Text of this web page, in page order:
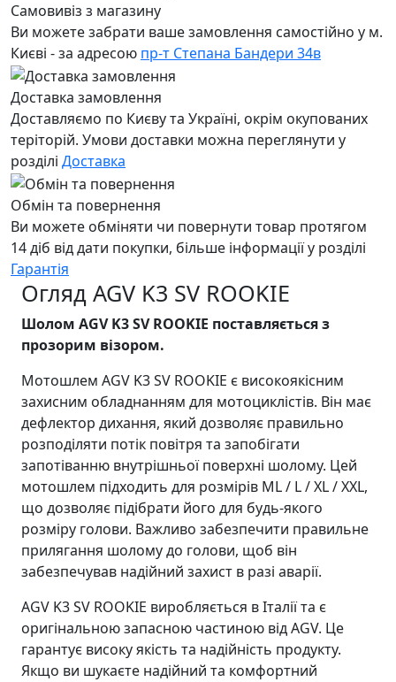
Самовивіз з магазину
Ви можете забрати ваше замовлення самостійно у м.
Києві - за адресою пр-т Степана Бандери 34в
Доставка замовлення
Доставляємо по Києву та Україні, окрім окупованих
теріторій. Умови доставки можна переглянути у
розділі Доставка
Обмін та повернення
Ви можете обміняти чи повернути товар протягом
14 діб від дати покупки, більше інформації у розділі
Гарантія
Огляд AGV K3 SV ROOKIE
Шолом AGV K3 SV ROOKIE поставляється з
прозорим візором.
Мотошлем AGV K3 SV ROOKIE є високоякісним
захисним обладнанням для мотоциклістів. Він має
дефлектор дихання, який дозволяє правильно
розподіляти потік повітря та запобігати
запотіванню внутрішньої поверхні шолому. Цей
мотошлем підходить для розмірів ML / L / XL / XXL,
що дозволяє підібрати його для будь-якого
розміру голови. Важливо забезпечити правильне
прилягання шолому до голови, щоб він
забезпечував надійний захист в разі аварії.
AGV K3 SV ROOKIE виробляється в Італії та є
оригінальною запасною частиною від AGV. Це
гарантує високу якість та надійність продукту.
Якщо ви шукаєте надійний та комфортний